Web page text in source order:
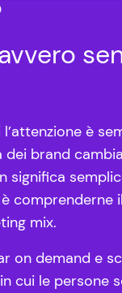
è
brand
significa
comprenderne
mix.
on demand e
cui le persone